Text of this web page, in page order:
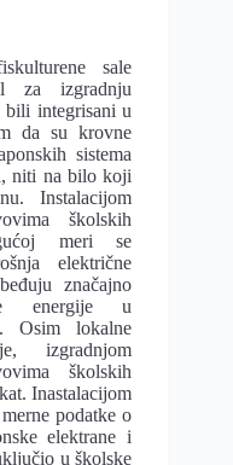
sale
za izgradnju
integrisani u
da su krovne
sistema
niti na bilo koji
Instalacijom
školskih
meri se
električne
značajno
energije u
Osim lokalne
izgradnjom
školskih
Inastalacijom
podatke o
elektrane i
u školske